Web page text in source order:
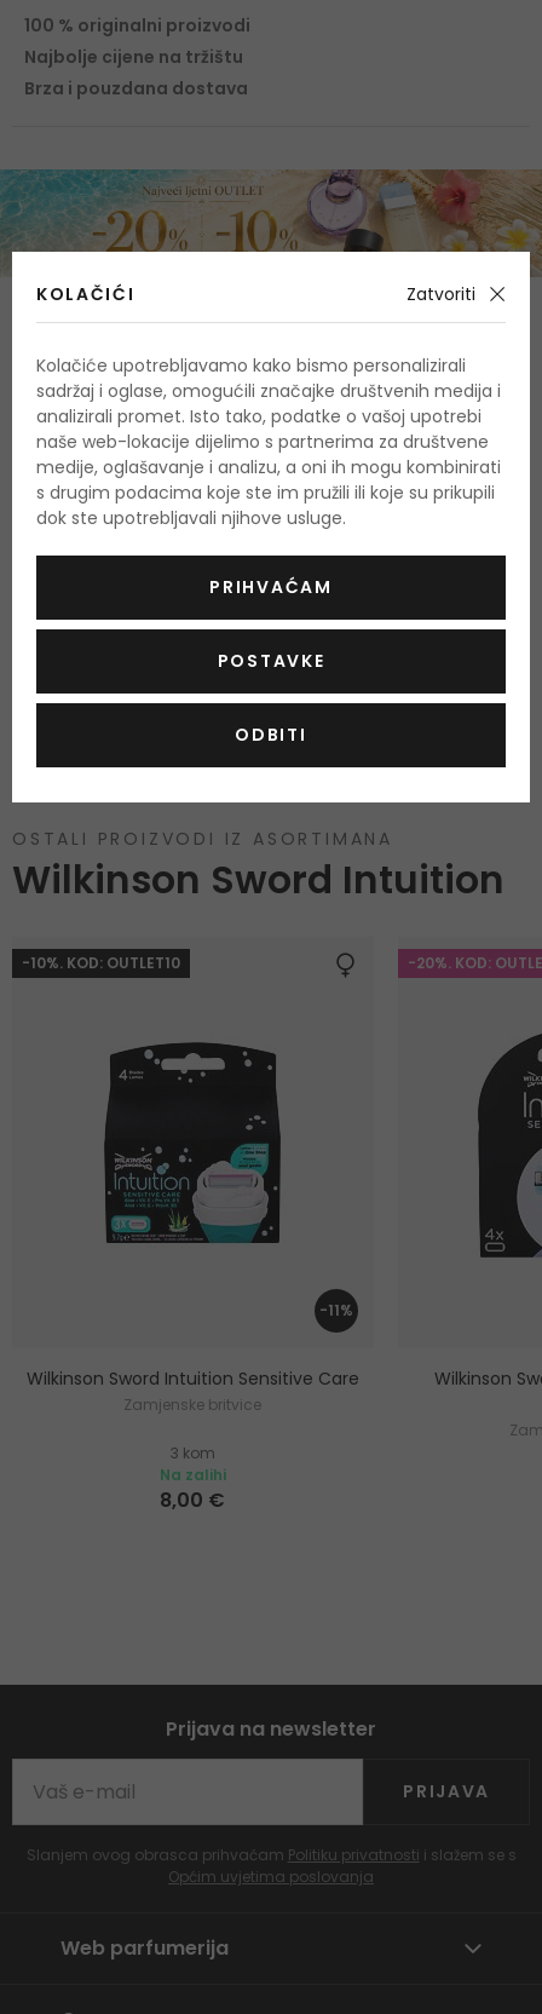
100 % originalni proizvodi
Najbolje cijene na tržištu
Brza i pouzdana dostava
O proizvodu
OPIS OCJENA
Još nema recenzija za ovaj proizvod.
Podaci o dobivanju ocjena
OSTALI PROIZVODI IZ ASORTIMANA
Wilkinson Sword Intuition
-10%. KOD: OUTLET10
-11%
Wilkinson Sword Intuition Sensitive Care
Zamjenske britvice
3 kom
Na zalihi
8,00 €
-20%. KOD:
Wilkinson
Prijava na newsletter
PRIJAVA
Slanjem ovog obrasca prihvaćam Politiku privatnosti i slažem se s
Općim uvjetima poslovanja
Web parfumerija
KOLAČIĆI Zatvoriti
Kolačiće upotrebljavamo kako bismo personalizirali
sadržaj i oglase, omogućili značajke društvenih medija i
analizirali promet. Isto tako, podatke o vašoj upotrebi
naše web-lokacije dijelimo s partnerima za društvene
medije, oglašavanje i analizu, a oni ih mogu kombinirati
s drugim podacima koje ste im pružili ili koje su prikupili
dok ste upotrebljavali njihove usluge.
PRIHVAĆAM
POSTAVKE
ODBITI